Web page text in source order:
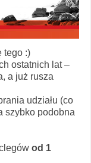
tego :)
ostatnich lat –
a już rusza
udziału (co
szybko podobna
od 1